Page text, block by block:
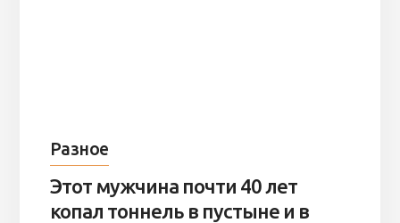
Разное
Этот мужчина почти 40 лет
копал тоннель в пустыне и в